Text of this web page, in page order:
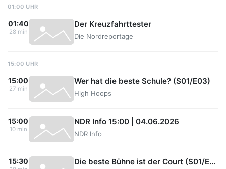
01:00 UHR
01:40
28 min
Der Kreuzfahrttester
Die Nordreportage
15:00 UHR
15:00
27 min
Wer hat die beste Schule? (S01/E03)
High Hoops
15:00
10 min
NDR Info 15:00 | 04.06.2026
NDR Info
15:30 Die beste Bühne ist der Court (S01/E04)